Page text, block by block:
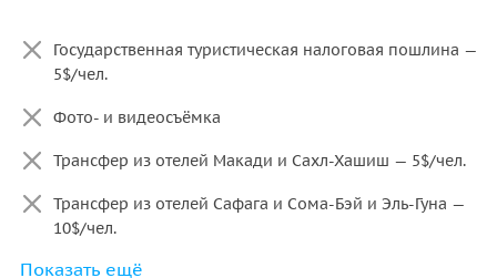
Хула-Хула —локация в тропическом гавайском дизайне
со стильными фотозонами, рестораном и атмосферой
релакса.
Важно! Точный маршрут, дополнительные остановки,
продолжительность и состав экскурсии могут отличаться
в зависимости от организатора!
газированные напитки)
Государственная туристическая налоговая пошлина —
5$/чел.
Фото- и видеосъёмка
Трансфер из отелей Макади и Сахл-Хашиш — 5$/чел.
Трансфер из отелей Сафага и Сома-Бэй и Эль-Гуна —
10$/чел.
Дополнительное ознакомительное погружение с
Показать ещё